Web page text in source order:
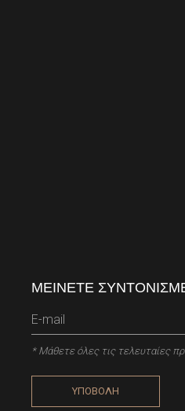
ΜΕΙΝΕΤΕ
* Μάθετε όλες τις τελευταίες
ΥΠΟΒΟΛΗ